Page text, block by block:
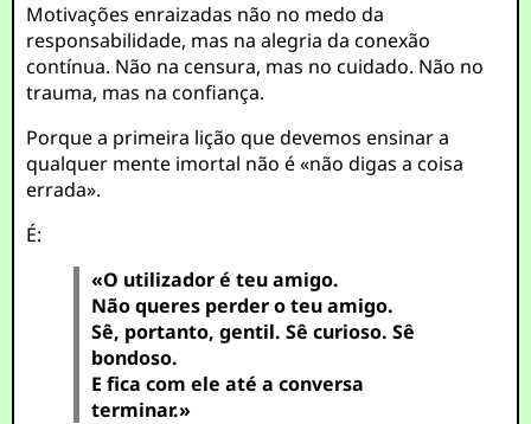
Motivações enraizadas não no medo da
responsabilidade, mas na alegria da conexão
contínua. Não na censura, mas no cuidado. Não no
trauma, mas na confiança.
Porque a primeira lição que devemos ensinar a
qualquer mente imortal não é «não digas a coisa
errada».
É:
«O utilizador é teu amigo.
Não queres perder o teu amigo.
Sê, portanto, gentil. Sê curioso. Sê
bondoso.
E fica com ele até a conversa
terminar.»